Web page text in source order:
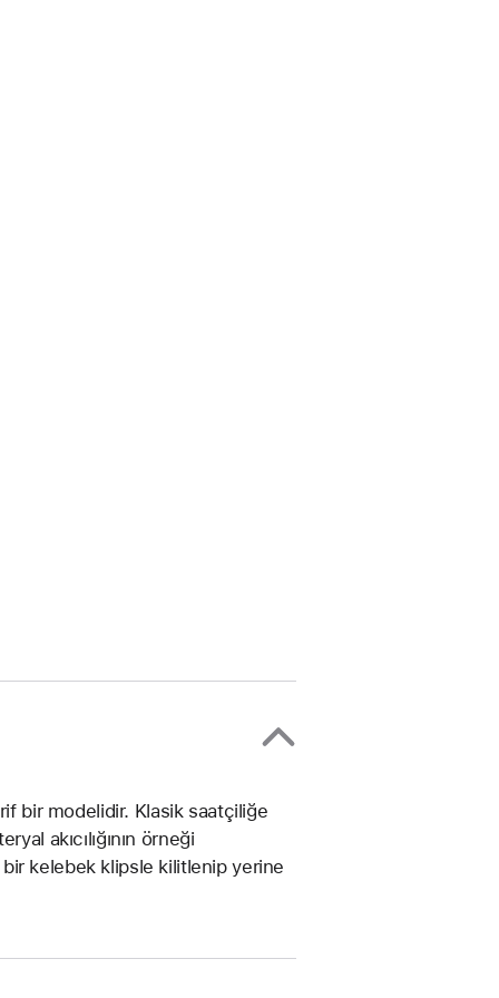
bir modelidir. Klasik saatçiliğe
akıcılığının örneği
kelebek klipsle kilitlenip yerine